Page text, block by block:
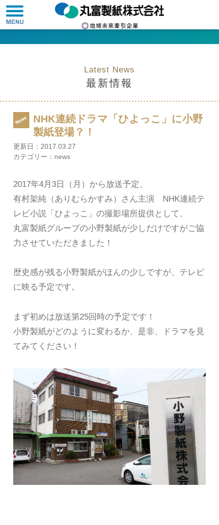
Latest News
最新情報
NHK連続ドラマ「ひよっこ」に小野
製紙登場？！
更新日： 2017.03.27
カテゴリー： news
2017年4月3日（月）から放送予定、
有村架純（ありむらかすみ）さん主演 NHK連続テ
レビ小説「ひよっこ」の撮影場所提供として、
丸富製紙グループの小野製紙が少しだけですがご協
力させていただきました！
歴史感が残る小野製紙がほんの少しですが、テレビ
に映る予定です。
まず初めは放送第25回時の予定です！
小野製紙がどのように変わるか、是非、ドラマを見
てみてください！